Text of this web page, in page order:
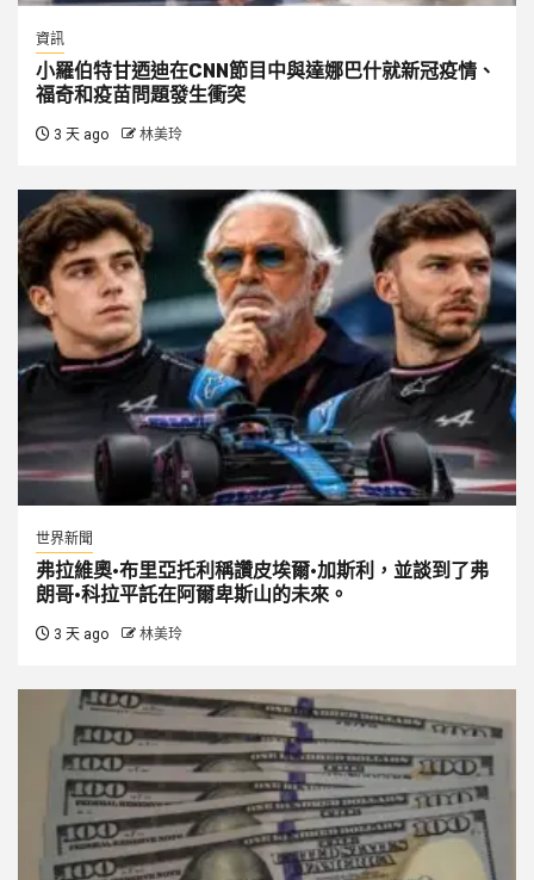
資訊
小羅伯特甘迺迪在CNN節目中與達娜巴什就新冠疫情、
福奇和疫苗問題發生衝突
3 天 ago 林美玲
世界新聞
弗拉維奧·布里亞托利稱讚皮埃爾·加斯利，並談到了弗
朗哥·科拉平託在阿爾卑斯山的未來。
3 天 ago 林美玲